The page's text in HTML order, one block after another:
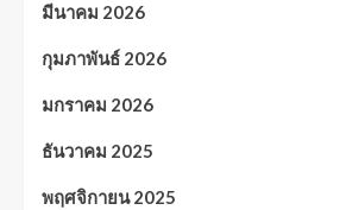
มีนาคม 2026
กุมภาพันธ์ 2026
มกราคม 2026
ธันวาคม 2025
พฤศจิกายน 2025